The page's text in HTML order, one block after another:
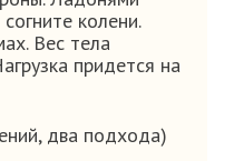
колени.
Вес тела
придется на
два подхода)